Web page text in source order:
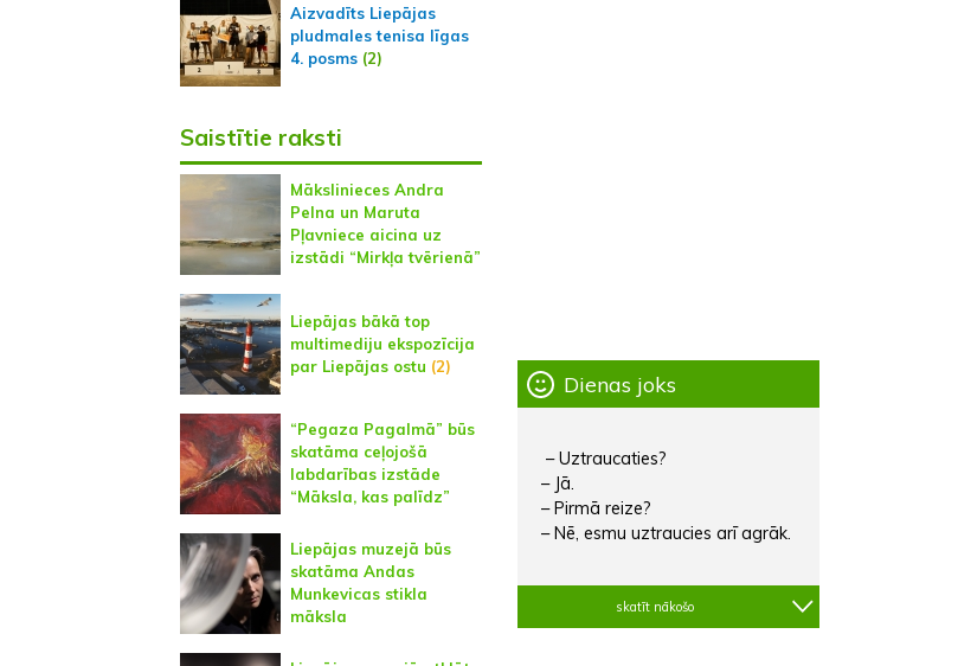
Aizvadīts Liepājas
pludmales tenisa līgas
4. posms(2)
Saistītie raksti
Mākslinieces Andra
Pelna un Maruta
Pļavniece aicina uz
izstādi “Mirkļa tvērienā”
Liepājas bākā top
multimediju ekspozīcija
par Liepājas ostu (2)
“Pegaza Pagalmā” būs
skatāma ceļojošā
labdarības izstāde
“Māksla, kas palīdz”
Liepājas muzejā būs
skatāma Andas
Munkevicas stikla
māksla
Dienas joks
– Uztraucaties?
– Jā.
– Pirmā reize?
– Nē, esmu uztraucies arī agrāk.
skatīt nākošo